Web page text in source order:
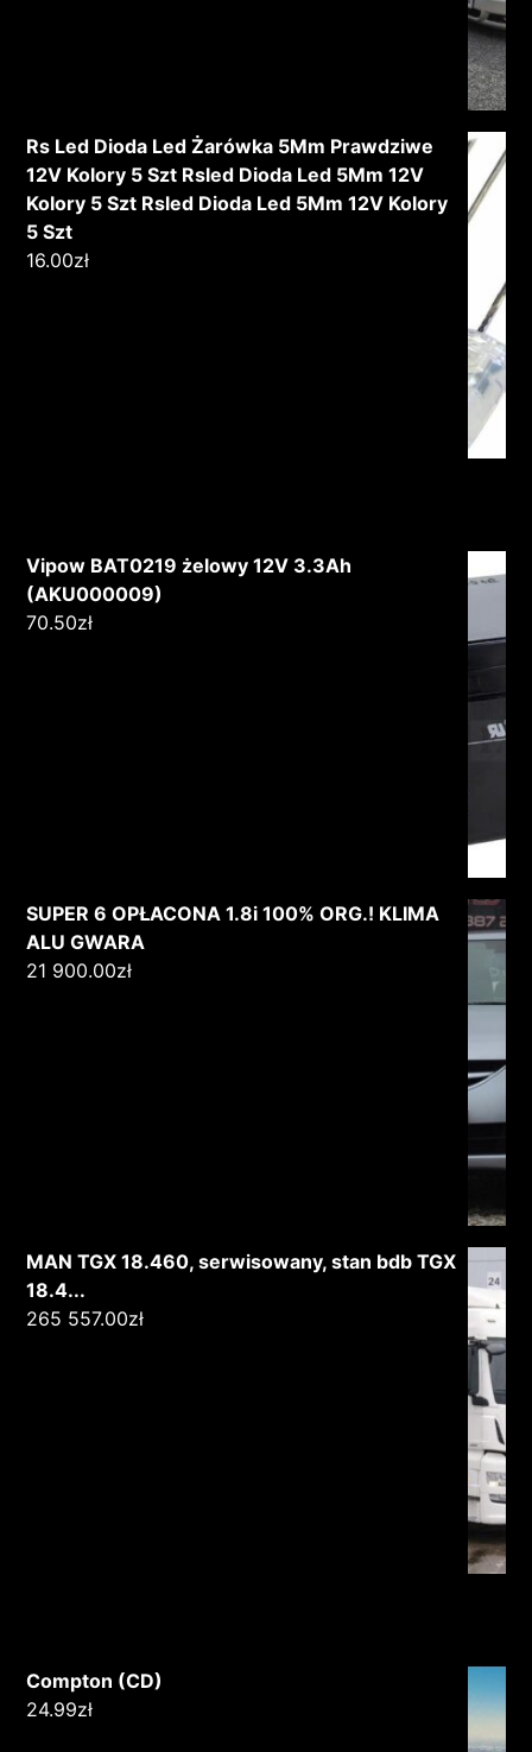
Rs Led Dioda Led Żarówka 5Mm Prawdziwe
12V Kolory 5 Szt Rsled Dioda Led 5Mm 12V
Kolory 5 Szt Rsled Dioda Led 5Mm 12V Kolory
5 Szt
16.00zł
Vipow BAT0219 żelowy 12V 3.3Ah
(AKU000009)
70.50zł
SUPER 6 OPŁACONA 1.8i 100% ORG.! KLIMA
ALU GWARA
21 900.00zł
MAN TGX 18.460, serwisowany, stan bdb TGX
18.4...
265 557.00zł
Compton (CD)
24.99zł